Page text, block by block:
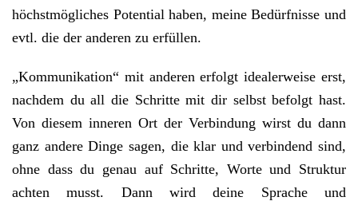
höchstmögliches Potential haben, meine Bedürfnisse und
evtl. die der anderen zu erfüllen.
„Kommunikation“ mit anderen erfolgt idealerweise erst,
nachdem du all die Schritte mit dir selbst befolgt hast.
Von diesem inneren Ort der Verbindung wirst du dann
ganz andere Dinge sagen, die klar und verbindend sind,
ohne dass du genau auf Schritte, Worte und Struktur
achten musst. Dann wird deine Sprache und